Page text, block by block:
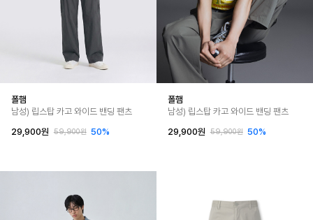
폴햄
남성) 립스탑 카고 와이드 밴딩 팬츠
29,900원
59,900원 50%
폴햄
남성) 립스탑 카고 와이드 밴딩 팬츠
29,900원
59,900원 50%